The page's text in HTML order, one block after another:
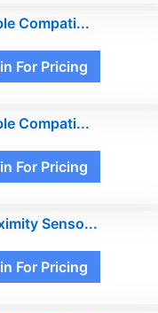
Compati...
For Pricing
Compati...
For Pricing
Senso...
For Pricing